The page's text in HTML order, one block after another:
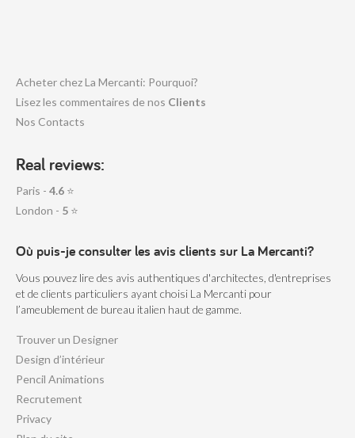
Acheter chez La Mercanti: Pourquoi?
Lisez les commentaires de nos Clients
Nos Contacts
Real reviews:
Paris - 4.6 ⭐
London - 5 ⭐
Où puis-je consulter les avis clients sur La Mercanti?
Vous pouvez lire des avis authentiques d'architectes, d'entreprises
et de clients particuliers ayant choisi La Mercanti pour
l’ameublement de bureau italien haut de gamme.
Trouver un Designer
Design d’intérieur
Pencil Animations
Recrutement
Privacy